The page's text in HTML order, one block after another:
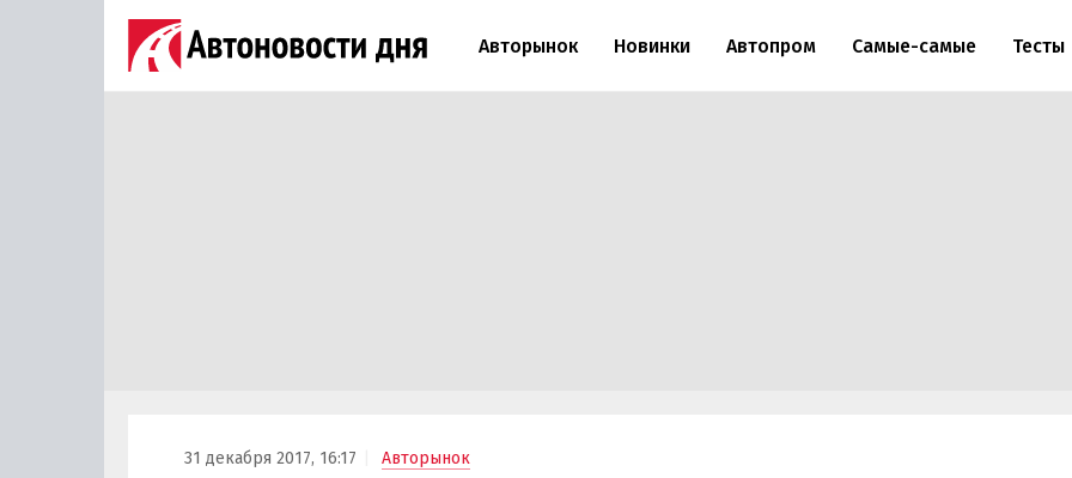
Авторынок Новинки Автопром Самые-самые Тесты
31 декабря 2017, 16:17 Авторынок